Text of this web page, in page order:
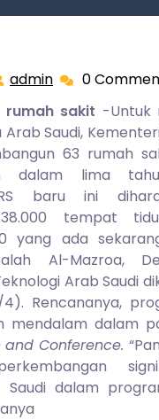
admin admin
0
rumah sakit -Untuk
Saudi,
63 rumah
dalam lima
baru ini
38.000 tempat
yang ada
Al-Mazroa,
Arab Saudi
4). Rencananya,
mendalam dalam
and Conference.
Saudi dalam